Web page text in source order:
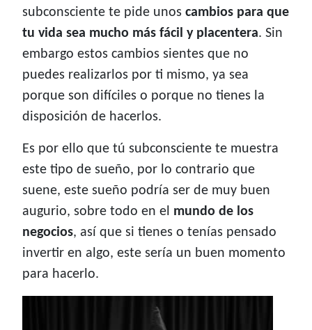
subconsciente te pide unos cambios para que
tu vida sea mucho más fácil y placentera. Sin
embargo estos cambios sientes que no
puedes realizarlos por ti mismo, ya sea
porque son difíciles o porque no tienes la
disposición de hacerlos.
Es por ello que tú subconsciente te muestra
este tipo de sueño, por lo contrario que
suene, este sueño podría ser de muy buen
augurio, sobre todo en el mundo de los
negocios, así que si tienes o tenías pensado
invertir en algo, este sería un buen momento
para hacerlo.